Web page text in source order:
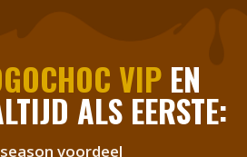
VIPEN
ALS EERSTE:
voordeel